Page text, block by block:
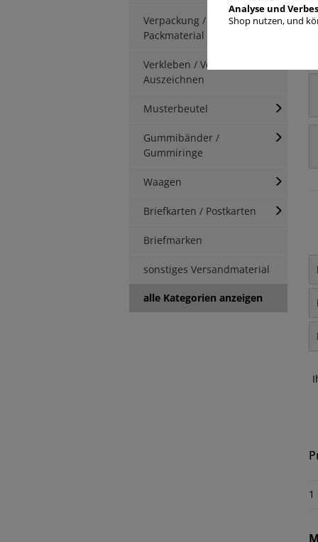
Verpackung / Kartonage /
Packmaterial
Verkleben / Verschnüren /
Auszeichnen
Musterbeutel
Gummibänder /
Gummiringe
Waagen
Briefkarten / Postkarten
Briefmarken
sonstiges Versandmaterial
alle Kategorien anzeigen
1
Analyse und
Shop nutzen, und